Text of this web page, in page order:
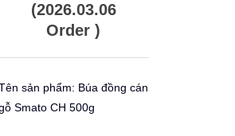
(2026.03.06
Order )
sản phẩm: Búa đồng cán
Smato CH 500g